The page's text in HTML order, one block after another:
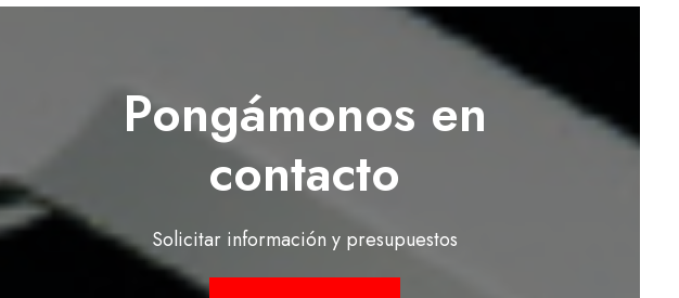
Pongámonos en
contacto
Solicitar información y presupuestos